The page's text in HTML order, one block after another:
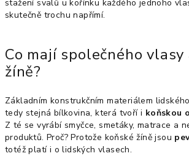
stažení svalů u kořínku každého jednoho
skutečně trochu napřímí.
Co mají společného vlasy
žíně?
Základním konstrukčním materiálem
tedy stejná bílkovina, která tvoří i koňskou
Z té se vyrábí smyčce, smetáky, matrace a
produktů. Proč? Protože koňské žíně jsou
totéž platí i o lidských vlasech.